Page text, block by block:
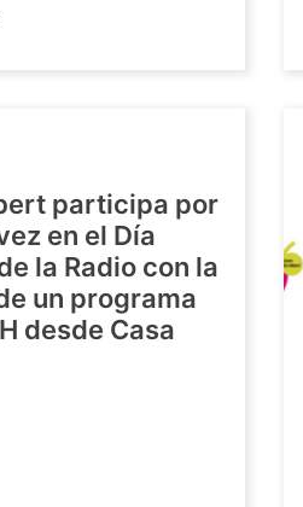
participa por
en el Día
la Radio con la
un programa
desde Casa